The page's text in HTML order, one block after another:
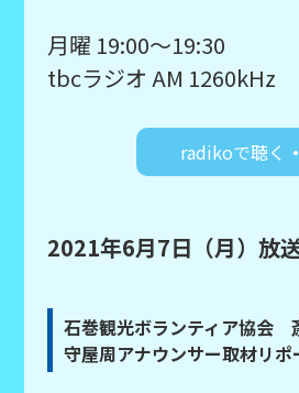
月曜 19:00～19:30
tbcラジオ AM 1260kHz
radikoで聴く
2021年6月7日（月）放
石巻観光ボランティア協会
守屋周アナウンサー取材リポ